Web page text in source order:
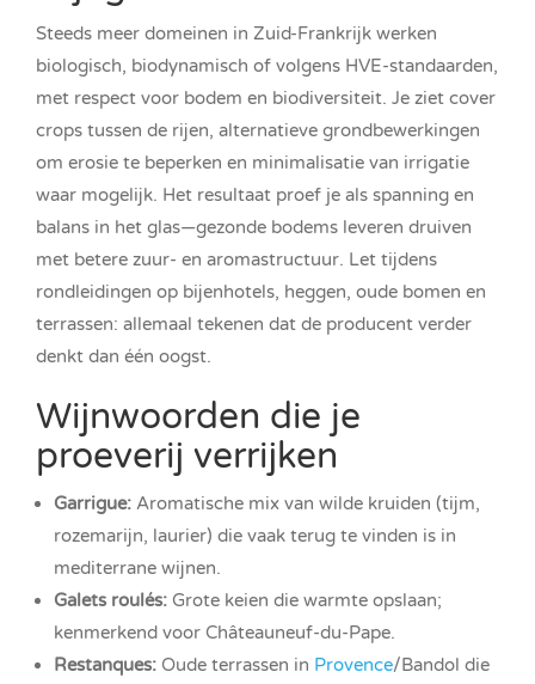
Steeds meer domeinen in Zuid-Frankrijk werken
biologisch, biodynamisch of volgens HVE-standaarden,
met respect voor bodem en biodiversiteit. Je ziet cover
crops tussen de rijen, alternatieve grondbewerkingen
om erosie te beperken en minimalisatie van irrigatie
waar mogelijk. Het resultaat proef je als spanning en
balans in het glas—gezonde bodems leveren druiven
met betere zuur- en aromastructuur. Let tijdens
rondleidingen op bijenhotels, heggen, oude bomen en
terrassen: allemaal tekenen dat de producent verder
denkt dan één oogst.
Wijnwoorden die je
proeverij verrijken
Garrigue: Aromatische mix van wilde kruiden (tijm,
rozemarijn, laurier) die vaak terug te vinden is in
mediterrane wijnen.
Galets roulés: Grote keien die warmte opslaan;
kenmerkend voor Châteauneuf-du-Pape.
Restanques: Oude terrassen in Provence/Bandol die